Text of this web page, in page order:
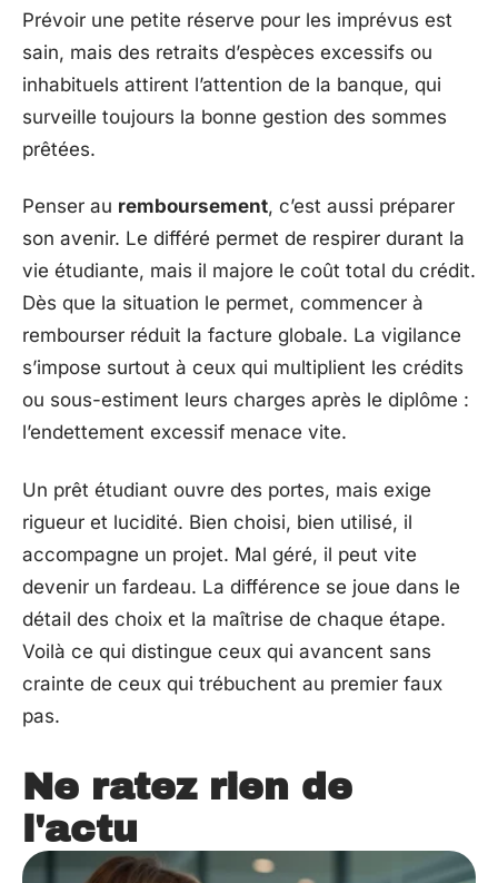
Prévoir une petite réserve pour les imprévus est
sain, mais des retraits d’espèces excessifs ou
inhabituels attirent l’attention de la banque, qui
surveille toujours la bonne gestion des sommes
prêtées.
Penser au remboursement, c’est aussi préparer
son avenir. Le différé permet de respirer durant la
vie étudiante, mais il majore le coût total du crédit.
Dès que la situation le permet, commencer à
rembourser réduit la facture globale. La vigilance
s’impose surtout à ceux qui multiplient les crédits
ou sous-estiment leurs charges après le diplôme :
l’endettement excessif menace vite.
Un prêt étudiant ouvre des portes, mais exige
rigueur et lucidité. Bien choisi, bien utilisé, il
accompagne un projet. Mal géré, il peut vite
devenir un fardeau. La différence se joue dans le
détail des choix et la maîtrise de chaque étape.
Voilà ce qui distingue ceux qui avancent sans
crainte de ceux qui trébuchent au premier faux
pas.
Ne ratez rien de
l'actu